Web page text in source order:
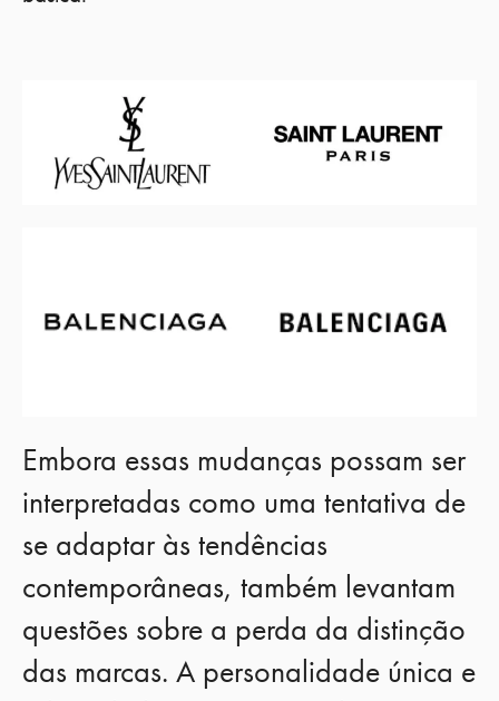
Embora essas mudanças possam ser
interpretadas como uma tentativa de
se adaptar às tendências
contemporâneas, também levantam
questões sobre a perda da distinção
das marcas. A personalidade única e